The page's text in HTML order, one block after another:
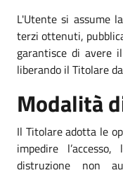
L'Utente si assume
terzi ottenuti,
garantisce di avere
liberando il Titolare
Modalità
Il Titolare adotta le
impedire
distruzione non